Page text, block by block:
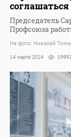
Председатель
Профсоюза
На фото: Николай
14 марта 2024 19992